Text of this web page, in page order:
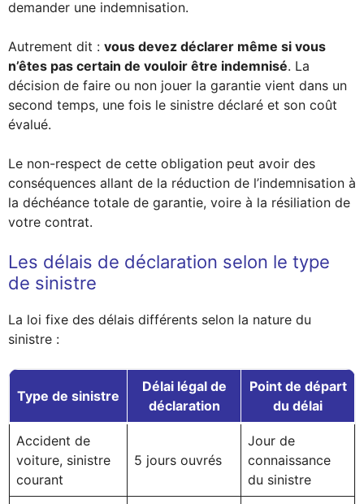
demander une indemnisation.
Autrement dit : vous devez déclarer même si vous
n’êtes pas certain de vouloir être indemnisé. La
décision de faire ou non jouer la garantie vient dans un
second temps, une fois le sinistre déclaré et son coût
évalué.
Le non-respect de cette obligation peut avoir des
conséquences allant de la réduction de l’indemnisation à
la déchéance totale de garantie, voire à la résiliation de
votre contrat.
Les délais de déclaration selon le type
de sinistre
La loi fixe des délais différents selon la nature du
sinistre :
Type de sinistre
Délai légal de
déclaration
Point de départ
du délai
Accident de
voiture, sinistre
courant
5 jours ouvrés
Jour de
connaissance
du sinistre